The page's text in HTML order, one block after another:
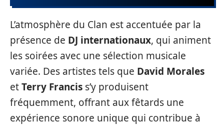
L’atmosphère du Clan est accentuée par la
présence de DJ internationaux, qui animent
les soirées avec une sélection musicale
variée. Des artistes tels que David Morales
etTerry Francis s’y produisent
fréquemment, offrant aux fêtards une
expérience sonore unique qui contribue à